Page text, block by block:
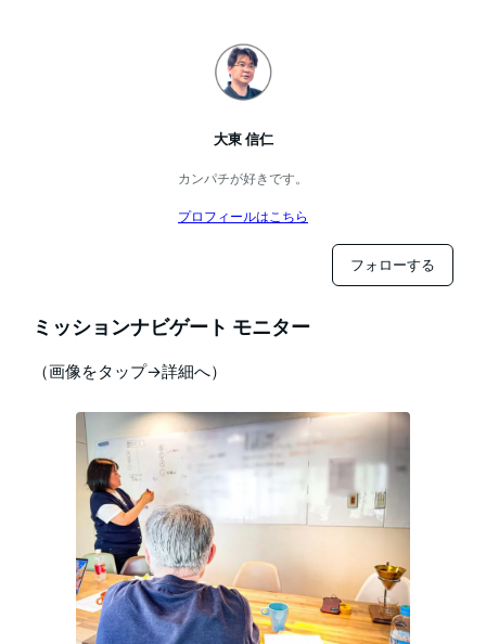
大東 信仁
カンパチが好きです。
プロフィールはこちら
フォローする
ミッションナビゲート モニター
（画像をタップ→詳細へ）